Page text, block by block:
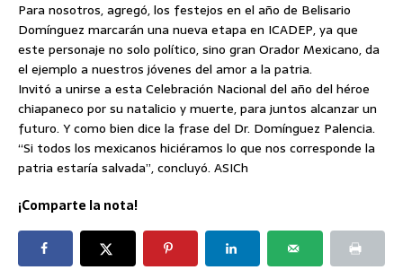
Para nosotros, agregó, los festejos en el año de Belisario
Domínguez marcarán una nueva etapa en ICADEP, ya que
este personaje no solo político, sino gran Orador Mexicano, da
el ejemplo a nuestros jóvenes del amor a la patria.
Invitó a unirse a esta Celebración Nacional del año del héroe
chiapaneco por su natalicio y muerte, para juntos alcanzar un
futuro. Y como bien dice la frase del Dr. Domínguez Palencia.
“Si todos los mexicanos hiciéramos lo que nos corresponde la
patria estaría salvada”, concluyó. ASICh
¡Comparte la nota!